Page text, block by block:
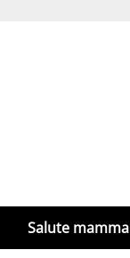
Salute mamma